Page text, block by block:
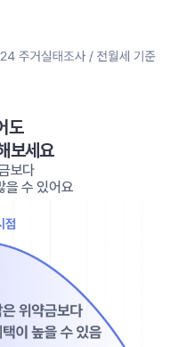
도
보세요
보다
을 수 있어요